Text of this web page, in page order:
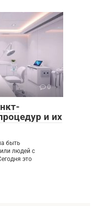
0
и их
быть
людей с
это